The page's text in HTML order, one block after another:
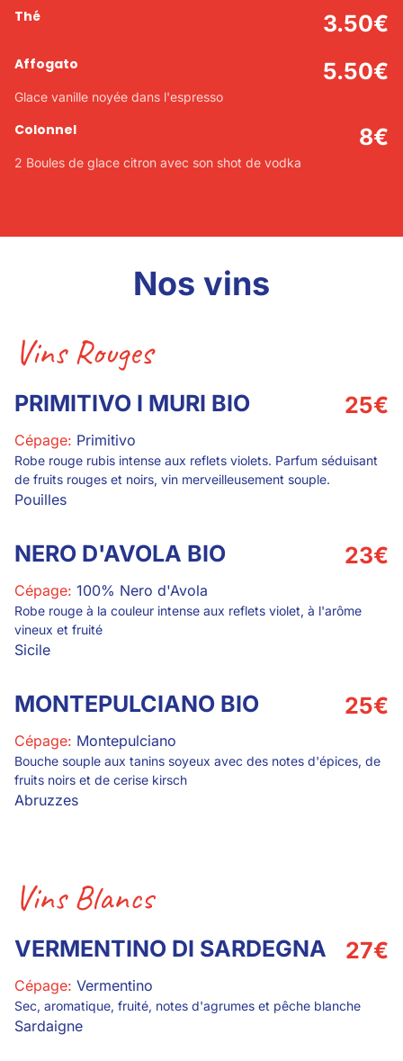
Thé 3.50€
Affogato 5.50€
Glace vanille noyée dans l'espresso
Colonnel 8€
2 Boules de glace citron avec son shot de vodka
Nos vins
Vins Rouges
PRIMITIVO I MURI BIO 25€
Cépage: Primitivo
Robe rouge rubis intense aux reflets violets. Parfum séduisant
de fruits rouges et noirs, vin merveilleusement souple.
Pouilles
NERO D'AVOLA BIO 23€
Cépage: 100% Nero d'Avola
Robe rouge à la couleur intense aux reflets violet, à l'arôme
vineux et fruité
Sicile
MONTEPULCIANO BIO 25€
Cépage: Montepulciano
Bouche souple aux tanins soyeux avec des notes d'épices, de
fruits noirs et de cerise kirsch
Abruzzes
Vins Blancs
VERMENTINO DI SARDEGNA 27€
Cépage: Vermentino
Sec, aromatique, fruité, notes d'agrumes et pêche blanche
Sardaigne